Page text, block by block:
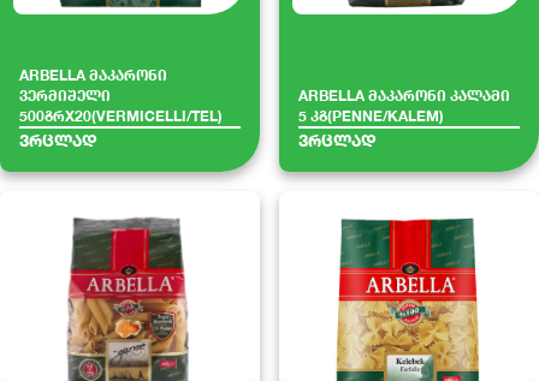
ARBELLA მაკარონი
ვერმიშელი
500გრX20(VERMICELLI/TEL)
ვრცლად
ARBELLA მაკარონი კალამი
5 კგ(PENNE/KALEM)
ვრცლად